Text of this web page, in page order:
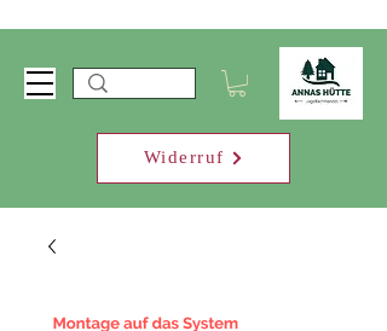
Widerruf